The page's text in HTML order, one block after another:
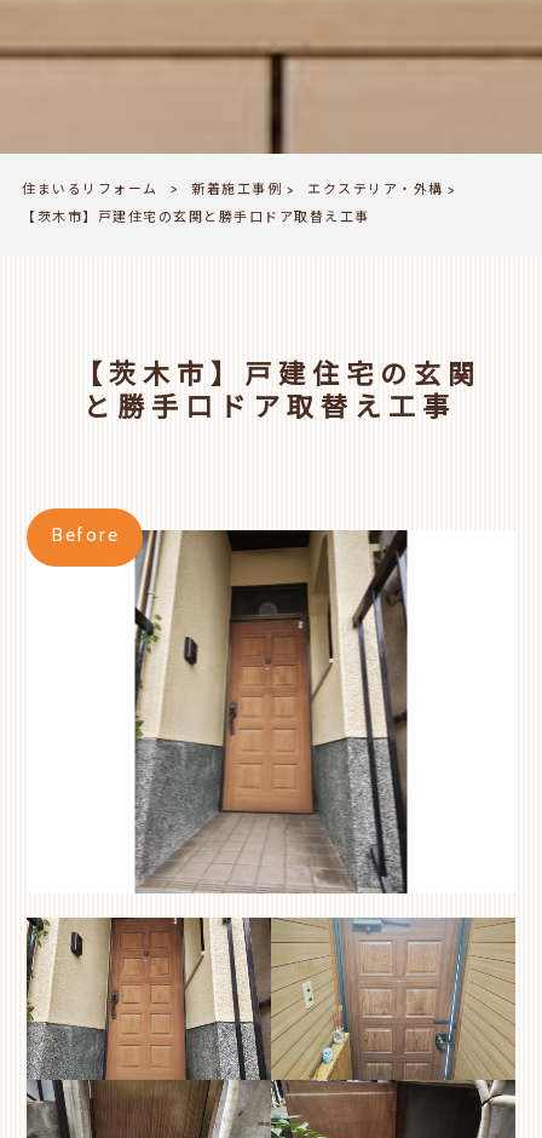
住まいるリフォーム > 新着施工事例 > エクステリア・外構 >
【茨木市】戸建住宅の玄関と勝手口ドア取替え工事
【茨木市】戸建住宅の玄関
と勝手口ドア取替え工事
Before